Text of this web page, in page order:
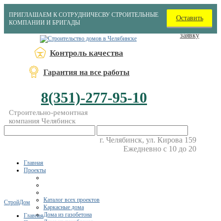
ПРИГЛАШАЕМ К СОТРУДНИЧЕСВУ СТРОИТЕЛЬНЫЕ
КОМПАНИИ И БРИГАДЫ
Оставить
заявку
Контроль качества
Гарантия на все работы
8(351)-277-95-10
Строительно-ремонтная
компания Челябинск
г. Челябинск, ул. Кирова 159
Ежедневно с 10 до 20
Главная
Проекты
Каталог всех проектов
Каркасные дома
Дома из газобетона
СтройДом
Главная